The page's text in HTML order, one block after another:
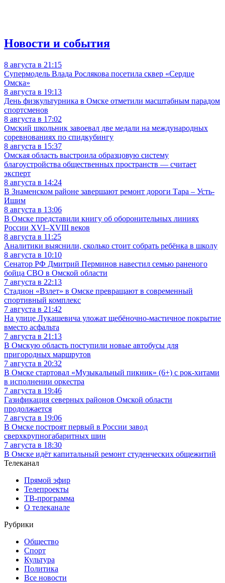
Новости и события
8 августа в 21:15
Супермодель Влада Рослякова посетила сквер «Сердце
Омска»
8 августа в 19:13
День физкультурника в Омске отметили масштабным парадом
спортсменов
8 августа в 17:02
Омский школьник завоевал две медали на международных
соревнованиях по спидкубингу
8 августа в 15:37
Омская область выстроила образцовую систему
благоустройства общественных пространств — считает
эксперт
8 августа в 14:24
В Знаменском районе завершают ремонт дороги Тара – Усть-
Ишим
8 августа в 13:06
В Омске представили книгу об оборонительных линиях
России XVI–XVIII веков
8 августа в 11:25
Аналитики выяснили, сколько стоит собрать ребёнка в школу
8 августа в 10:10
Сенатор РФ Дмитрий Перминов навестил семью раненого
бойца СВО в Омской области
7 августа в 22:13
Стадион «Взлет» в Омске превращают в современный
спортивный комплекс
7 августа в 21:42
На улице Лукашевича уложат щебёночно-мастичное покрытие
вместо асфальта
7 августа в 21:13
В Омскую область поступили новые автобусы для
пригородных маршрутов
7 августа в 20:32
В Омске стартовал «Музыкальный пикник» (6+) с рок-хитами
в исполнении оркестра
7 августа в 19:46
Газификация северных районов Омской области
продолжается
7 августа в 19:06
В Омске построят первый в России завод
сверхкрупногабаритных шин
7 августа в 18:30
В Омске идёт капитальный ремонт студенческих общежитий
Телеканал
Прямой эфир
Телепроекты
ТВ-программа
О телеканале
Рубрики
Общество
Спорт
Культура
Политика
Все новости